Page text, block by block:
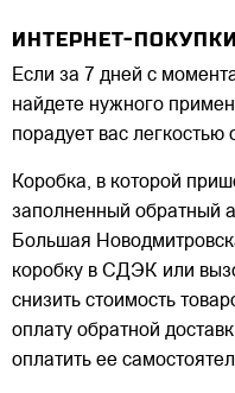
ИНТЕРНЕТ-ПОКУПКИ
Если за 7 дней с
найдете нужного
порадует вас легкостью
Коробка, в которой
заполненный обратный
Большая
коробку в СДЭК или
снизить стоимость
оплату обратной
оплатить ее